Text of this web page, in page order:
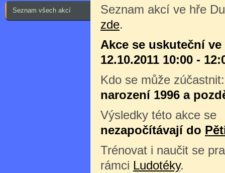
Seznam všech akcí
Seznam akcí ve hře
zde.
Akce se uskuteční
12.10.2011 10:00 -
Kdo se může
narození 1996 a
Výsledky této akce se
nezapočítávají do
Trénovat i naučit se
rámci Ludotéky.